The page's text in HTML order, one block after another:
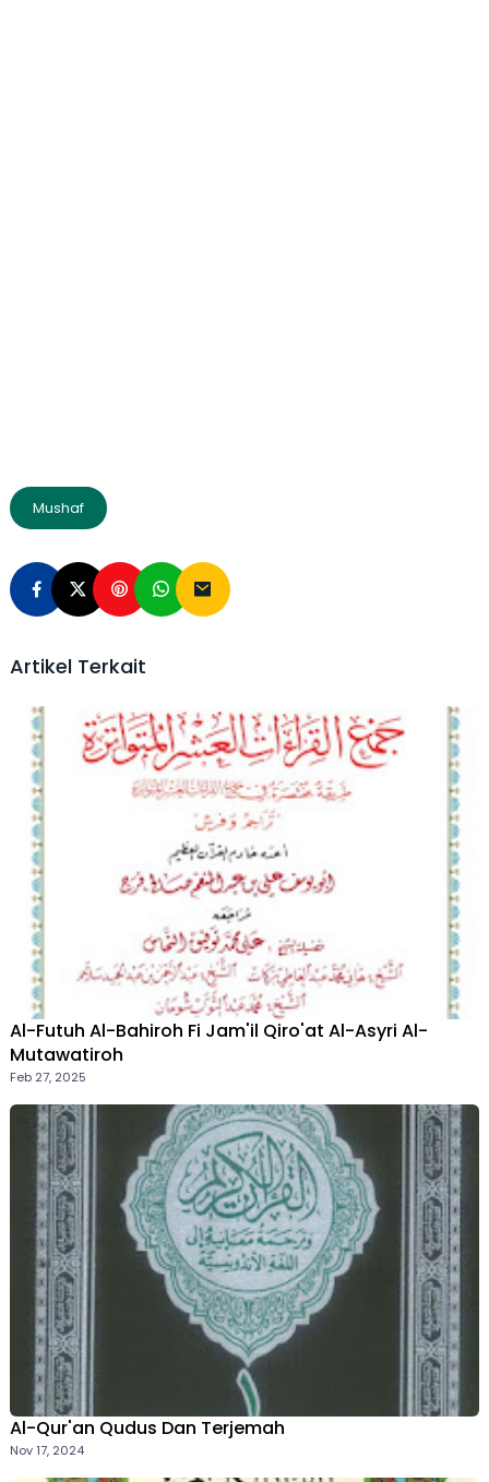
Mushaf
Artikel Terkait
Al-Futuh Al-Bahiroh Fi Jam'il Qiro'at Al-Asyri Al-
Mutawatiroh
Feb 27, 2025
Al-Qur'an Qudus Dan Terjemah
Nov 17, 2024